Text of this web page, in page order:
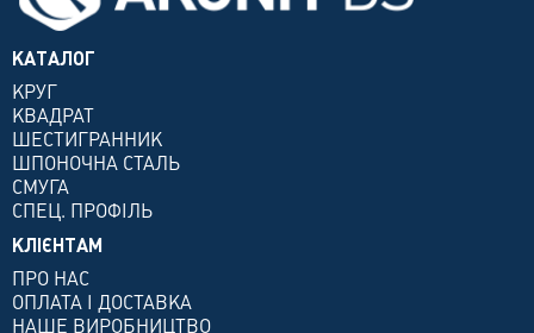
КАТАЛОГ
КРУГ
КВАДРАТ
ШЕСТИГРАННИК
ШПОНОЧНА СТАЛЬ
СМУГА
СПЕЦ. ПРОФІЛЬ
КЛІЄНТАМ
ПРО НАС
ОПЛАТА І ДОСТАВКА
НАШЕ ВИРОБНИЦТВО